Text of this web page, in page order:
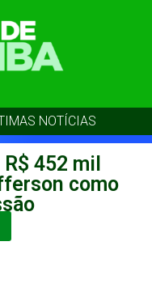
NOTÍCIAS
452 mil
como